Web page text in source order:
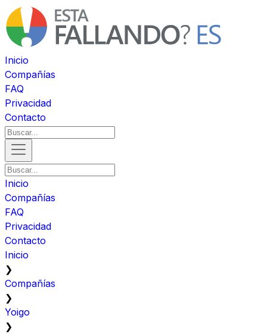
Inicio
Compañías
FAQ
Privacidad
Contacto
Inicio
Compañías
FAQ
Privacidad
Contacto
Inicio
❯
Compañías
❯
Yoigo
❯